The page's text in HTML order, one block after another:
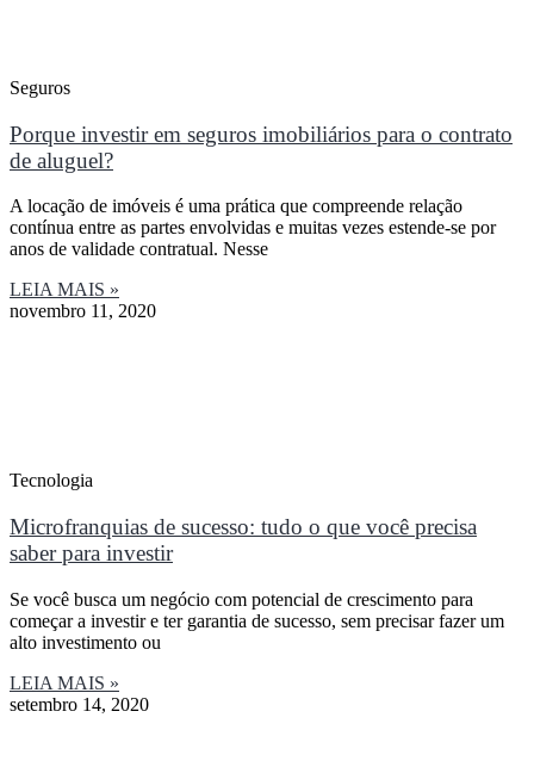
Seguros
Porque investir em seguros imobiliários para o contrato
de aluguel?
A locação de imóveis é uma prática que compreende relação
contínua entre as partes envolvidas e muitas vezes estende-se por
anos de validade contratual. Nesse
LEIA MAIS »
novembro 11, 2020
Tecnologia
Microfranquias de sucesso: tudo o que você precisa
saber para investir
Se você busca um negócio com potencial de crescimento para
começar a investir e ter garantia de sucesso, sem precisar fazer um
alto investimento ou
LEIA MAIS »
setembro 14, 2020